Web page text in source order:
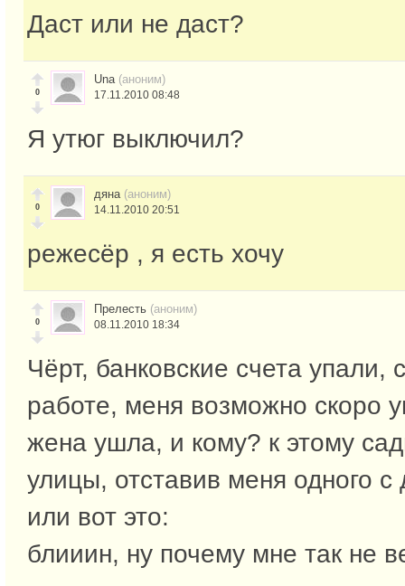
Даст или не даст?
0
Una (аноним)
17.11.2010 08:48
Я утюг выключил?
0
дяна (аноним)
14.11.2010 20:51
режесёр , я есть хочу
0
Прелесть (аноним)
08.11.2010 18:34
Чёрт, банковские счета упали,
работе, меня возможно скоро
жена ушла, и кому? к этому
улицы, отставив меня одного с
или вот это:
блииин, ну почему мне так не